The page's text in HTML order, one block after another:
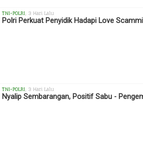
TNI-POLRI , 3 Hari Lalu
Polri Perkuat Penyidik Hadapi Love
TNI-POLRI , 3 Hari Lalu
Nyalip Sembarangan, Positif Sabu -